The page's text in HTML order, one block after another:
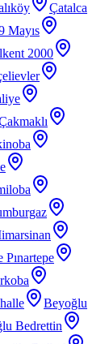
Çatalca
Mayıs
2000
Beyoğlu
Bedrettin